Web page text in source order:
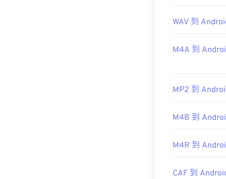
首次发行：
https://
WAV 到
M4A 到
MP2 到
M4B 到
M4R 到
CAF 到